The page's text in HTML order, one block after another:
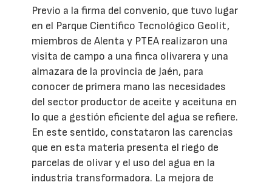
Previo a la firma del convenio, que tuvo lugar
en el Parque Científico Tecnológico Geolit,
miembros de Alenta y PTEA realizaron una
visita de campo a una finca olivarera y una
almazara de la provincia de Jaén, para
conocer de primera mano las necesidades
del sector productor de aceite y aceituna en
lo que a gestión eficiente del agua se refiere.
En este sentido, constataron las carencias
que en esta materia presenta el riego de
parcelas de olivar y el uso del agua en la
industria transformadora. La mejora de